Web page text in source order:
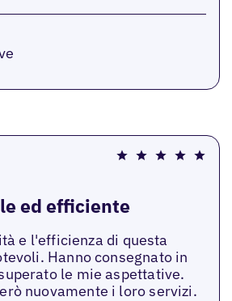
ed efficiente
e l'efficienza di questa
Hanno consegnato in
le mie aspettative.
nuovamente i loro servizi.